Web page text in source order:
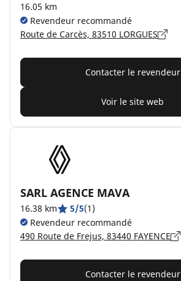
16.05 km
Revendeur recommandé
Route de Carcès, 83510 LORGUES
Contacter le revendeur
Voir le site web
SARL AGENCE MAVA
16.38 km 5/5(1)
Revendeur recommandé
490 Route de Frejus, 83440 FAYENCE
Contacter le revendeur